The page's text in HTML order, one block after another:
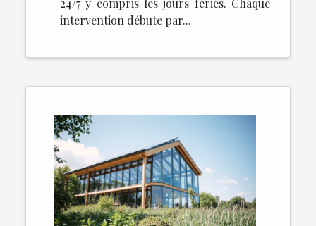
24/7 y compris les jours fériés. Chaque
intervention débute par...